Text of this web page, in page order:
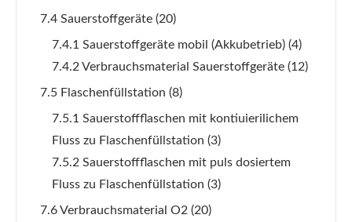
7.4 Sauerstoffgeräte (20)
7.4.1 Sauerstoffgeräte mobil (Akkubetrieb) (4)
7.4.2 Verbrauchsmaterial Sauerstoffgeräte (12)
7.5 Flaschenfüllstation (8)
7.5.1 Sauerstoffflaschen mit kontiuierilichem
Fluss zu Flaschenfüllstation (3)
7.5.2 Sauerstoffflaschen mit puls dosiertem
Fluss zu Flaschenfüllstation (3)
7.6 Verbrauchsmaterial O2 (20)